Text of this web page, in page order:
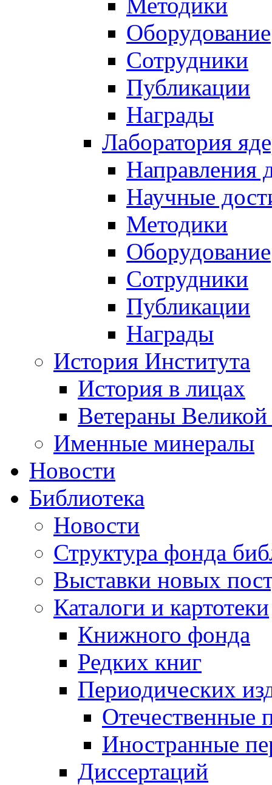
Оборудование
Сотрудники
Публикации
Награды
Лаборатория
Направления
Научные
Методики
Оборудование
Сотрудники
Публикации
Награды
История Института
История в лицах
Ветераны
Именные минералы
Новости
Библиотека
Новости
Структура фонда
Выставки новых
Каталоги и картотеки
Книжного фонда
Редких книг
Периодических
Отечественные
Иностранные
Диссертаций